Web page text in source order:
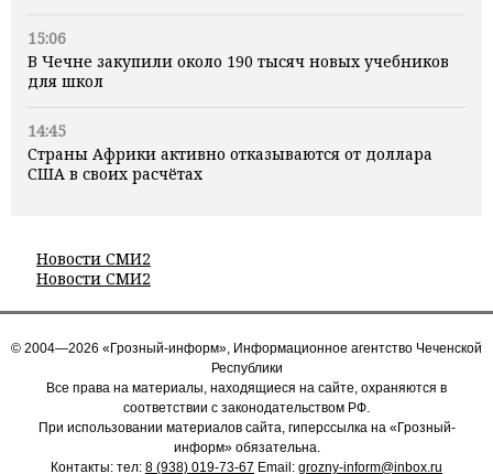
15:06
В Чечне закупили около 190 тысяч новых учебников
для школ
14:45
Страны Африки активно отказываются от доллара
США в своих расчётах
Новости СМИ2
Новости СМИ2
© 2004—2026 «Грозный-информ», Информационное агентство Чеченской
Республики
Все права на материалы, находящиеся на сайте, охраняются в
соответствии с законодательством РФ.
При использовании материалов сайта, гиперссылка на «Грозный-
информ» обязательна.
Контакты: тел: 8 (938) 019-73-67 Email: grozny-inform@inbox.ru